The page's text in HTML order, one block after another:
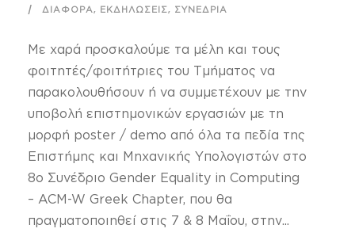
ΔΙΆΦΟΡΑ, ΕΚΔΗΛΏΣΕΙΣ, ΣΥΝΈΔΡΙΑ
Με χαρά προσκαλούμε τα μέλη και τους
φοιτητές/φοιτήτριες του Τμήματος να
παρακολουθήσουν ή να συμμετέχουν με την
υποβολή επιστημονικών εργασιών με τη
μορφή poster / demo από όλα τα πεδία της
Επιστήμης και Μηχανικής Υπολογιστών στο
8ο Συνέδριο Gender Equality in Computing
– ACM-W Greek Chapter, που θα
πραγματοποιηθεί στις 7 & 8 Μαΐου, στην...